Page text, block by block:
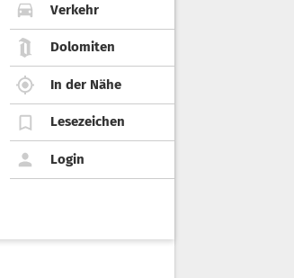
Verkehr
Dolomiten
In der Nähe
Lesezeichen
Login